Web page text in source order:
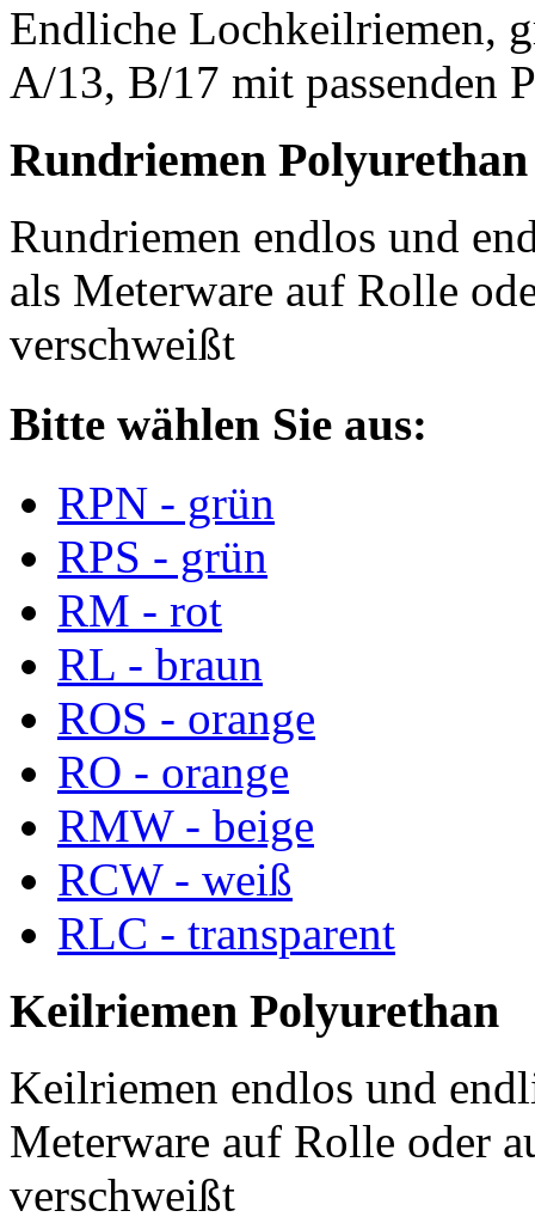
Endliche Lochkeilriemen,
A/13, B/17 mit passenden
Rundriemen Polyurethan
Rundriemen endlos und
als Meterware auf Rolle
verschweißt
Bitte wählen Sie aus:
RPN - grün
RPS - grün
RM - rot
RL - braun
ROS - orange
RO - orange
RMW - beige
RCW - weiß
RLC - transparent
Keilriemen Polyurethan
Keilriemen endlos und
Meterware auf Rolle oder
verschweißt